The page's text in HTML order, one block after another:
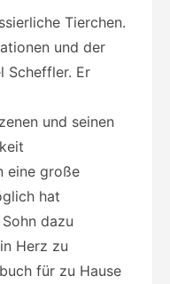
Tierchen.
und der
Scheffler. Er
und seinen
eine große
hat
dazu
Herz zu
für zu Hause